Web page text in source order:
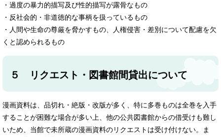
・過度の暴力的描写及び性的描写が露骨なもの
・反社会的・非道徳的な事柄を扱っているもの
・人間や生命の尊厳を脅かすもの、人権侵害・差別について配慮を欠
くと認められるもの
５ リクエスト・図書館間貸出について
漫画資料は、品切れ・絶版・改版が多く、特に多巻ものは全巻を入手
することが困難な場合が多い上、他の公共図書館からの借受けも難し
いため、当館で未所蔵の漫画資料のリクエストは受け付けない。ま